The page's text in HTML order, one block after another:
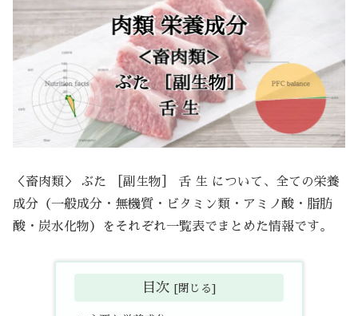
＜畜肉類＞ ぶた ［副生物］ 舌 生 について、全ての栄養
成分（一般成分・無機質・ビタミン類・アミノ酸・脂肪
酸・炭水化物）をそれぞれ一覧表でまとめた情報です。
目次